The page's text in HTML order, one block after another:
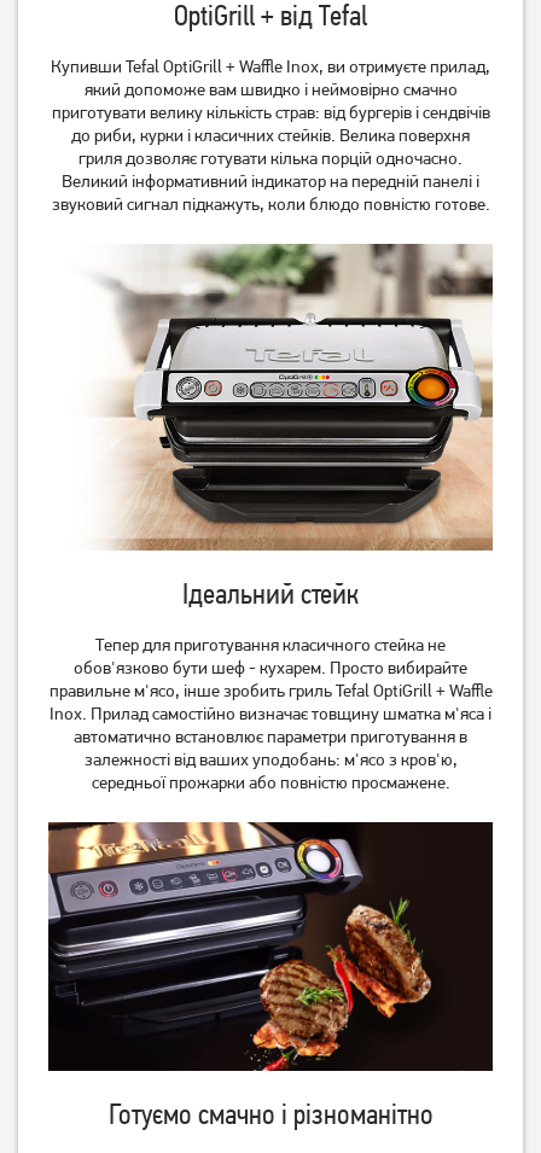
Гриль Tefal OptiGrill+ XL
GC724D12
8 999грн
Гриль Tefal OptiGrill+ Initial
GC706D34
7 499грн
6 399грн
Електрогриль Grunhelm
Гриль TEFAL GC205012
3 919грн
Гриль Tefal OptiGrill
(GC706D34)
7 699грн
6 159грн
Гриль Tefal OptiGrill Elite
(GC750830)
8 979 грн
7 179грн
OptiGrill + від Tefal
Купивши Tefal OptiGrill + Waffle Inox, ви отримуєте прилад,
який допоможе вам швидко і неймовірно смачно
приготувати велику кількість страв: від бургерів і сендвічів
до риби, курки і класичних стейків. Велика поверхня
гриля дозволяє готувати кілька порцій одночасно.
Великий інформативний індикатор на передній панелі і
звуковий сигнал підкажуть, коли блюдо повністю готове.
Iдеальний стейк
Тепер для приготування класичного стейка не
обов'язково бути шеф - кухарем. Просто вибирайте
правильне м'ясо, інше зробить гриль Tefal OptiGrill + Waffle
Inox. Прилад самостійно визначає товщину шматка м'яса і
автоматично встановлює параметри приготування в
залежності від ваших уподобань: м'ясо з кров'ю,
середньої прожарки або повністю просмажене.
Готуємо смачно і різноманітно